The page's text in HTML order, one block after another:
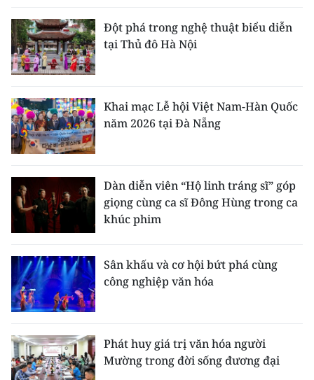
Đột phá trong nghệ thuật biểu diễn
tại Thủ đô Hà Nội
Khai mạc Lễ hội Việt Nam-Hàn Quốc
năm 2026 tại Đà Nẵng
Dàn diễn viên “Hộ linh tráng sĩ” góp
giọng cùng ca sĩ Đông Hùng trong ca
khúc phim
Sân khấu và cơ hội bứt phá cùng
công nghiệp văn hóa
Phát huy giá trị văn hóa người
Mường trong đời sống đương đại